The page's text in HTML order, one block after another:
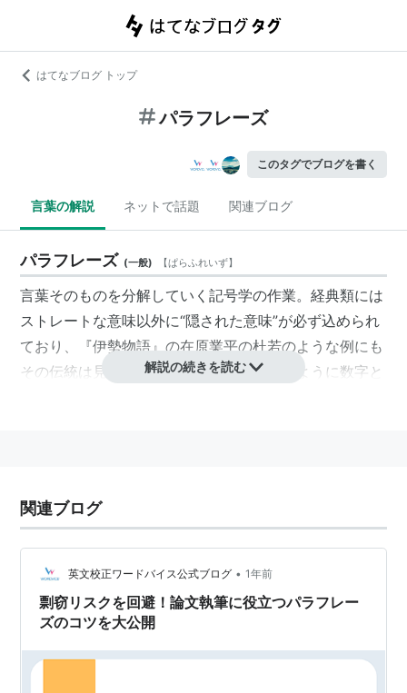
はてなブログ トップ
パラフレーズ
このタグでブログを書く
言葉の解説 ネットで話題 関連ブログ
パラフレーズ (一般) 【ぱらふれいず】
言葉そのものを分解していく記号学の作業。経典類には
ストレートな意味以外に“隠された意味”が必ず込められ
ており、『伊勢物語』の在原業平の杜若のような例にも
その伝統は見て取れる。ユダヤのカバラのように数字と
ニー）なリアリティ意識が解明できるとするもの。元々
は言語学世界の“神様”フェルディナン・ド・ソシュール
のやりかけた研究。
解説の続きを読む
関連ブログ
英文校正ワードバイス公式ブログ • 1年前
剽窃リスクを回避！論文執筆に役立つパラフレー
ズのコツを大公開